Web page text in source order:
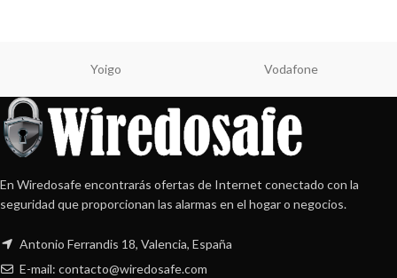
Yoigo Vodafone
En Wiredosafe encontrarás ofertas de Internet conectado con la
seguridad que proporcionan las alarmas en el hogar o negocios.
Antonio Ferrandis 18, Valencia, España
E-mail: contacto@wiredosafe.com